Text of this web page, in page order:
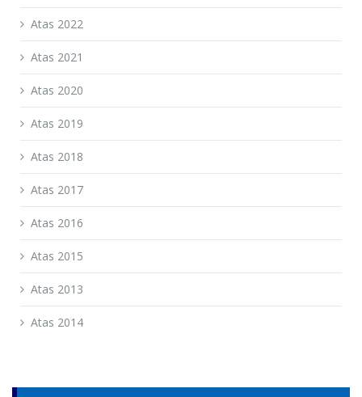
Atas 2022
Atas 2021
Atas 2020
Atas 2019
Atas 2018
Atas 2017
Atas 2016
Atas 2015
Atas 2013
Atas 2014